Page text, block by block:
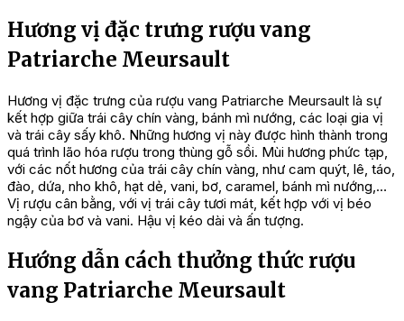
Hương vị đặc trưng rượu vang
Patriarche Meursault
Hương vị đặc trưng của rượu vang Patriarche Meursault là sự
kết hợp giữa trái cây chín vàng, bánh mì nướng, các loại gia vị
và trái cây sấy khô. Những hương vị này được hình thành trong
quá trình lão hóa rượu trong thùng gỗ sồi. Mùi hương phức tạp,
với các nốt hương của trái cây chín vàng, như cam quýt, lê, táo,
đào, dứa, nho khô, hạt dẻ, vani, bơ, caramel, bánh mì nướng,…
Vị rượu cân bằng, với vị trái cây tươi mát, kết hợp với vị béo
ngậy của bơ và vani. Hậu vị kéo dài và ấn tượng.
Hướng dẫn cách thưởng thức rượu
vang Patriarche Meursault